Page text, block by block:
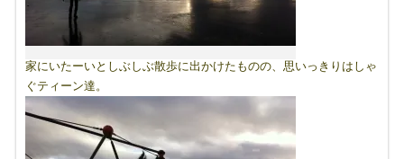
家にいたーいとしぶしぶ散歩に出かけたものの、思いっきりはしゃ
ぐティーン達。